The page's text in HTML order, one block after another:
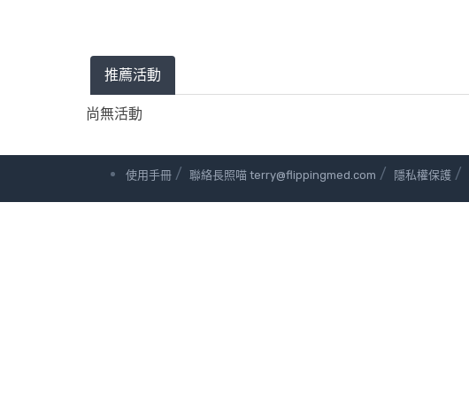
推薦活動
尚無活動
使用手冊 / 聯絡長照喵 terry@flippingmed.com / 隱私權保護 /